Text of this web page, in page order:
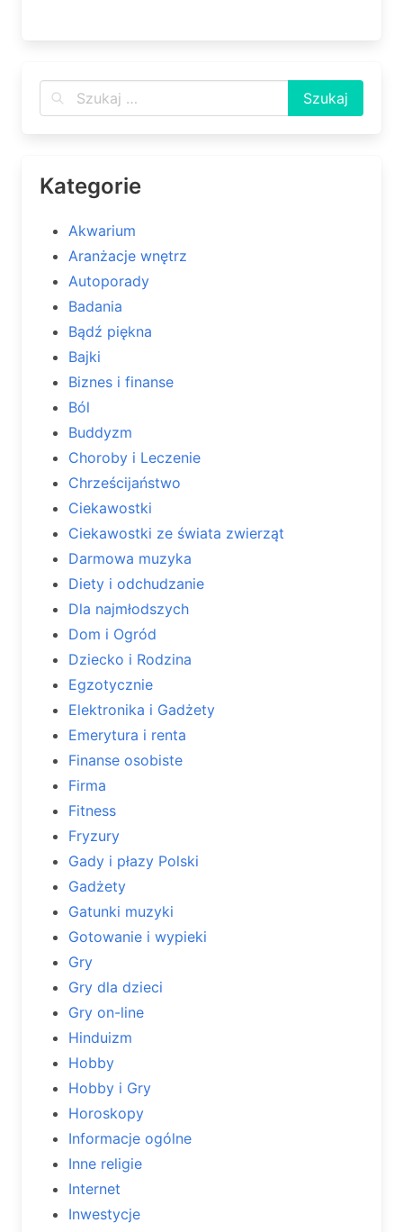
Kategorie
Akwarium
Aranżacje wnętrz
Autoporady
Badania
Bądź piękna
Bajki
Biznes i finanse
Ból
Buddyzm
Choroby i Leczenie
Chrześcijaństwo
Ciekawostki
Ciekawostki ze świata zwierząt
Darmowa muzyka
Diety i odchudzanie
Dla najmłodszych
Dom i Ogród
Dziecko i Rodzina
Egzotycznie
Elektronika i Gadżety
Emerytura i renta
Finanse osobiste
Firma
Fitness
Fryzury
Gady i płazy Polski
Gadżety
Gatunki muzyki
Gotowanie i wypieki
Gry
Gry dla dzieci
Gry on-line
Hinduizm
Hobby
Hobby i Gry
Horoskopy
Informacje ogólne
Inne religie
Internet
Inwestycje